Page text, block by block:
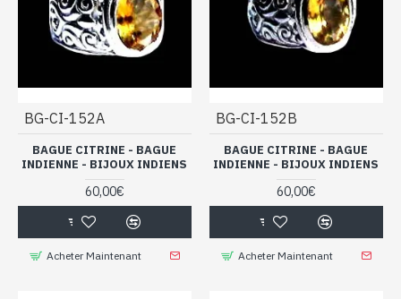
BG-CI-152A
BAGUE CITRINE - BAGUE
INDIENNE - BIJOUX INDIENS
60,00€
Acheter Maintenant
BG-CI-152B
BAGUE CITRINE - BAGUE
INDIENNE - BIJOUX INDIENS
60,00€
Acheter Maintenant